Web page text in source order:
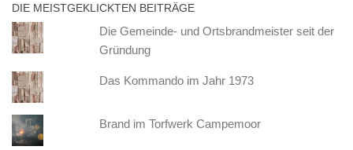
DIE MEISTGEKLICKTEN BEITRÄGE
Die Gemeinde- und Ortsbrandmeister seit der
Gründung
Das Kommando im Jahr 1973
Brand im Torfwerk Campemoor